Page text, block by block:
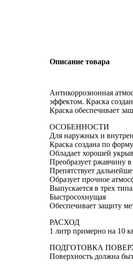
Описание товара
Антикоррозионная
эффектом. Краска
Краска обеспечивает
ОСОБЕННОСТИ
Для наружных и
Краска создана по
Обладает хорошей
Преобразует ржавчину
Препятствует
Образует прочное
Выпускается в трех
Быстросохнущая
Обеспечивает защиту
РАСХОД
1 литр примерно на 10
ПОДГОТОВКА
Поверхность должна